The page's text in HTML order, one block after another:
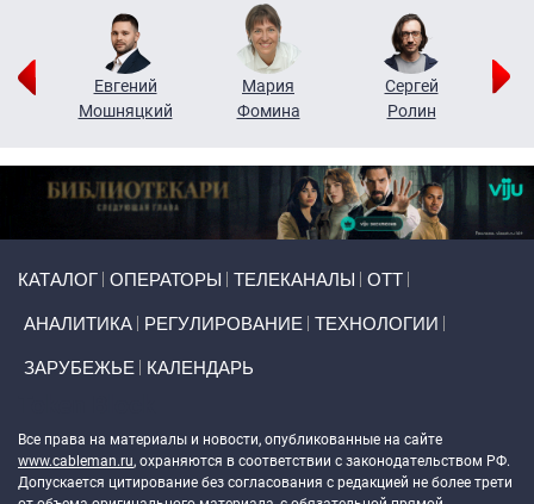
Евгений
Мошняцкий
Мария
Фомина
Сергей
Ролин
КАТАЛОГ ОПЕРАТОРЫ ТЕЛЕКАНАЛЫ ОТТ
АНАЛИТИКА РЕГУЛИРОВАНИЕ ТЕХНОЛОГИИ
ЗАРУБЕЖЬЕ КАЛЕНДАРЬ
Все права на материалы и новости, опубликованные на сайте
www.cableman.ru, охраняются в соответствии с законодательством РФ.
Допускается цитирование без согласования с редакцией не более трети